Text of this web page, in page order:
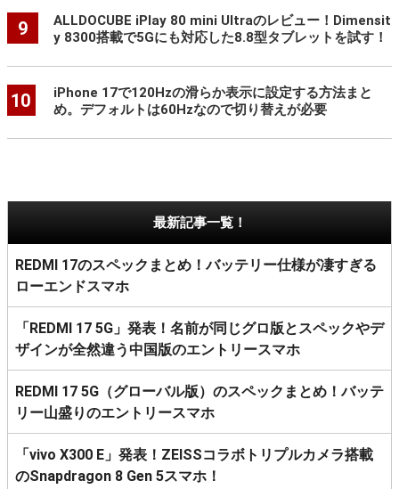
9
ALLDOCUBE iPlay 80 mini Ultraのレビュー！Dimensit
y 8300搭載で5Gにも対応した8.8型タブレットを試す！
10
iPhone 17で120Hzの滑らか表示に設定する方法まと
め。デフォルトは60Hzなので切り替えが必要
最新記事一覧！
REDMI 17のスペックまとめ！バッテリー仕様が凄すぎる
ローエンドスマホ
「REDMI 17 5G」発表！名前が同じグロ版とスペックやデ
ザインが全然違う中国版のエントリースマホ
REDMI 17 5G（グローバル版）のスペックまとめ！バッテ
リー山盛りのエントリースマホ
「vivo X300 E」発表！ZEISSコラボトリプルカメラ搭載
のSnapdragon 8 Gen 5スマホ！